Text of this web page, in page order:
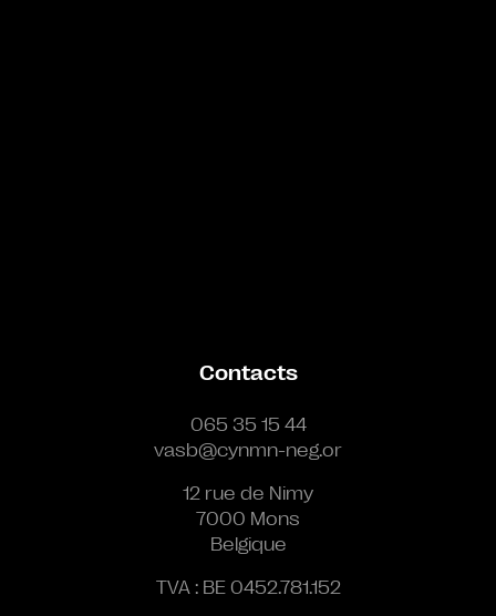
Contacts
065 35 15 44
vasb@cynmn-neg.or
12 rue de Nimy
7000 Mons
Belgique
TVA : BE 0452.781.152